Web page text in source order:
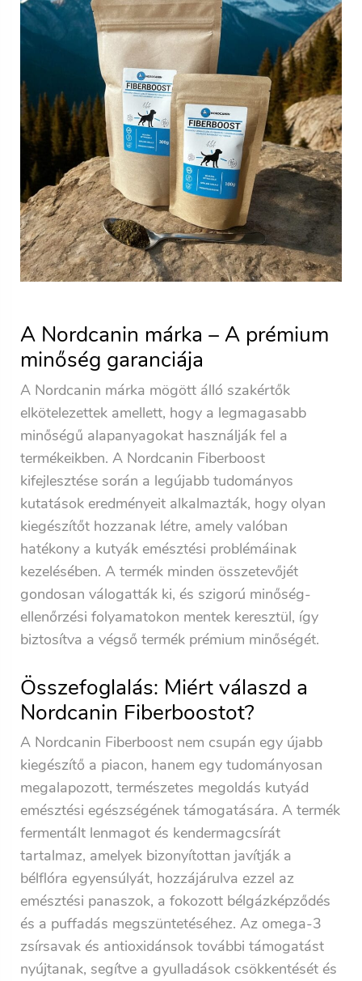
A Nordcanin márka – A prémium
minőség garanciája
A Nordcanin márka mögött álló szakértők
elkötelezettek amellett, hogy a legmagasabb
minőségű alapanyagokat használják fel a
termékeikben. A Nordcanin Fiberboost
kifejlesztése során a legújabb tudományos
kutatások eredményeit alkalmazták, hogy olyan
kiegészítőt hozzanak létre, amely valóban
hatékony a kutyák emésztési problémáinak
kezelésében. A termék minden összetevőjét
gondosan válogatták ki, és szigorú minőség-
ellenőrzési folyamatokon mentek keresztül, így
biztosítva a végső termék prémium minőségét.
Összefoglalás: Miért válaszd a
Nordcanin Fiberboostot?
A Nordcanin Fiberboost nem csupán egy újabb
kiegészítő a piacon, hanem egy tudományosan
megalapozott, természetes megoldás kutyád
emésztési egészségének támogatására. A termék
fermentált lenmagot és kendermagcsírát
tartalmaz, amelyek bizonyítottan javítják a
bélflóra egyensúlyát, hozzájárulva ezzel az
emésztési panaszok, a fokozott bélgázképződés
és a puffadás megszüntetéséhez. Az omega-3
zsírsavak és antioxidánsok további támogatást
nyújtanak, segítve a gyulladások csökkentését és